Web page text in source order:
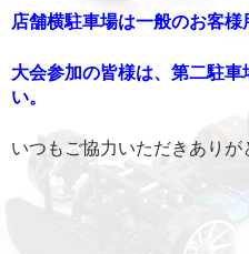
店舗横駐車場は一般のお客様
大会参加の皆様は、第二駐
い。
いつもご協力いただきありが